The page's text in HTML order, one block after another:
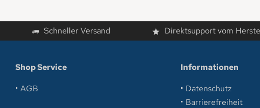
Schneller Versand Direktsupport vom
Shop Service
AGB
Informationen
Datenschutz
Barrierefreiheit